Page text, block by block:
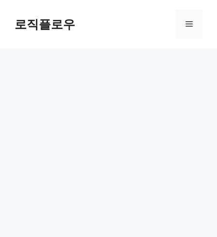
content로직플로우 Menu